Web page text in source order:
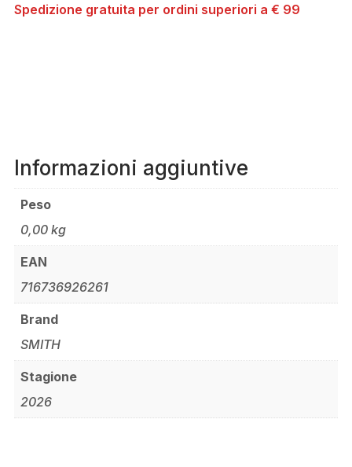
Spedizione gratuita per ordini superiori a € 99
Informazioni aggiuntive
Peso
0,00 kg
EAN
716736926261
Brand
SMITH
Stagione
2026